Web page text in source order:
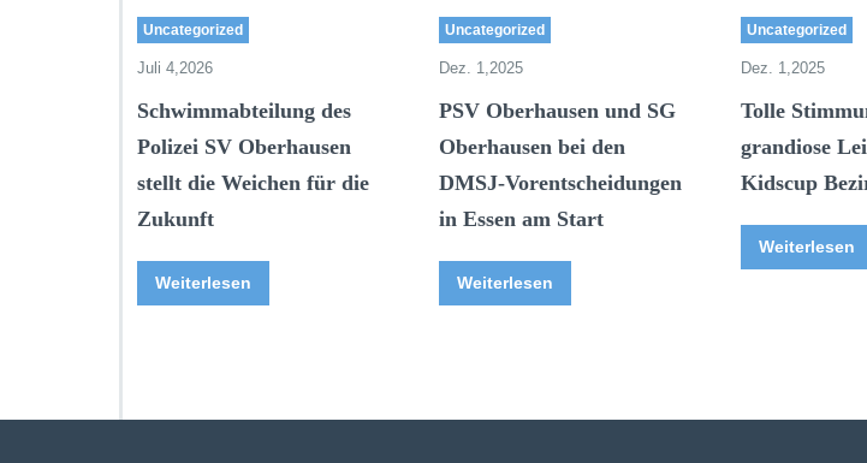
Uncategorized
Juli 4,2026
Schwimmabteilung des
Polizei SV Oberhausen
stellt die Weichen für die
Zukunft
Weiterlesen
Uncategorized
Dez. 1,2025
PSV Oberhausen und SG
Oberhausen bei den
DMSJ-Vorentscheidungen
in Essen am Start
Weiterlesen
Uncategorized
Dez. 1,2025
Tolle
grandiose
Kidscup
Weiterlesen